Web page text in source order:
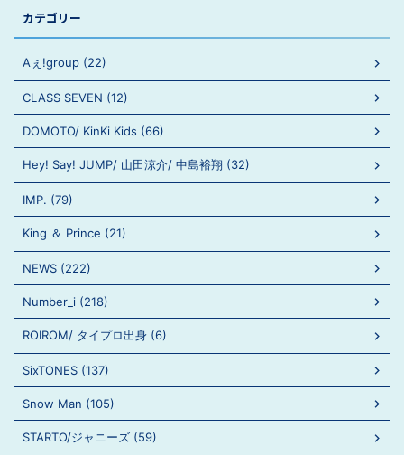
カテゴリー
Aぇ!group (22)
CLASS SEVEN (12)
DOMOTO/ KinKi Kids (66)
Hey! Say! JUMP/ 山田涼介/ 中島裕翔 (32)
IMP. (79)
King ＆ Prince (21)
NEWS (222)
Number_i (218)
ROIROM/ タイプロ出身 (6)
SixTONES (137)
Snow Man (105)
STARTO/ジャニーズ (59)